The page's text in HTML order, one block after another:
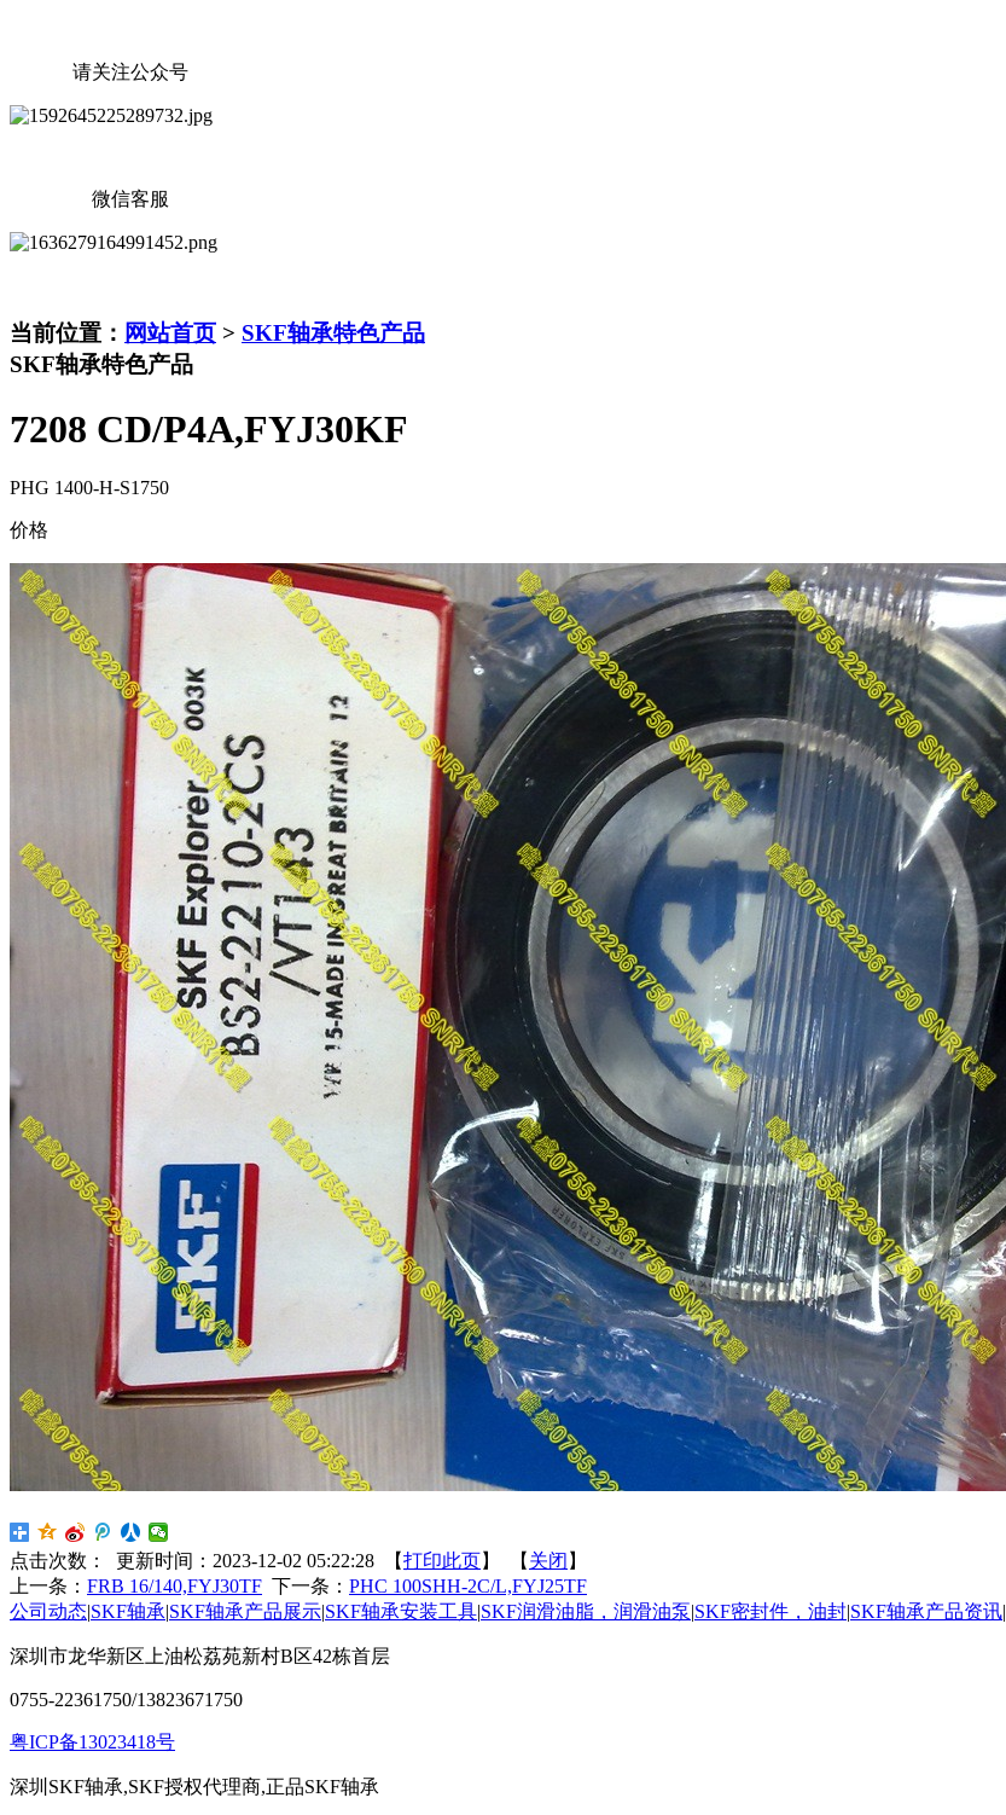
请关注公众号
微信客服
当前位置： 网站首页 > SKF轴承特色产品
SKF轴承特色产品
7208 CD/P4A,FYJ30KF
PHG 1400-H-S1750
价格
点击次数： 更新时间：2023-12-02 05:22:28 【打印此页】 【 关闭 】
上一条： FRB 16/140,FYJ30TF 下一条： PHC 100SHH-2C/L,FYJ25TF
公司动态|SKF轴承|SKF轴承产品展示|SKF轴承安装工具|SKF润滑油脂，润滑油泵|SKF密封件，油封|SKF轴承产品资讯|
深圳市龙华新区上油松荔苑新村B区42栋首层
0755-22361750/13823671750
粤ICP备13023418号
深圳SKF轴承,SKF授权代理商,正品SKF轴承